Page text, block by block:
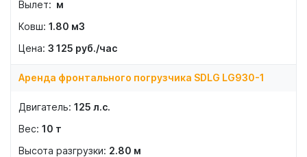
м
1.80 м3
3 125 руб./час
Аренда фронтального погрузчика SDLG LG930-1
125 л.с.
10 т
2.80 м